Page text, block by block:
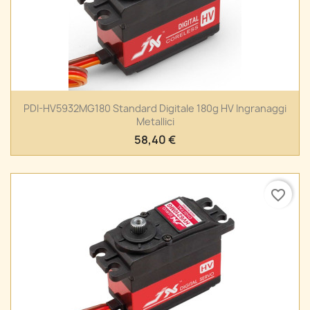
PDI-HV5932MG180 Standard Digitale 180g HV Ingranaggi
Metallici
58,40 €
favorite_border